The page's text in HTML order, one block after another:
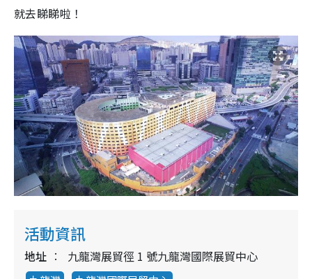
就去睇睇啦！
活動資訊
地址 九龍灣展貿徑 1 號九龍灣國際展貿中心